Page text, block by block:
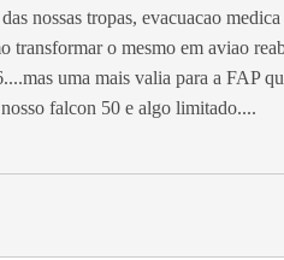
nossas tropas, evacuacao
transformar o mesmo em aviao
uma mais valia para a FAP
falcon 50 e algo limitado....